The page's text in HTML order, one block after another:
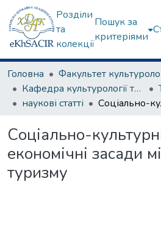
Розділи
та
колекції
Пошук за
критеріями
Головна
Кафедра культурології та музеєзнавства
наукові статті
Соціально-
економічні засади
туризму